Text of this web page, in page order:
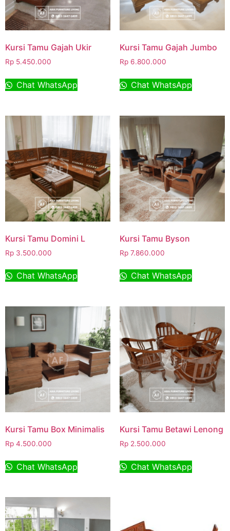
Kursi Tamu Gajah Ukir
Rp 5.450.000
Chat WhatsApp
Kursi Tamu Gajah Jumbo
Rp6.800.000
Chat WhatsApp
Kursi Tamu Domini L
Rp 3.500.000
Chat WhatsApp
Kursi Tamu Byson
Rp7.860.000
Chat WhatsApp
Kursi Tamu Box Minimalis
Rp 4.500.000
Chat WhatsApp
Kursi Tamu Betawi Lenong
Rp2.500.000
Chat WhatsApp